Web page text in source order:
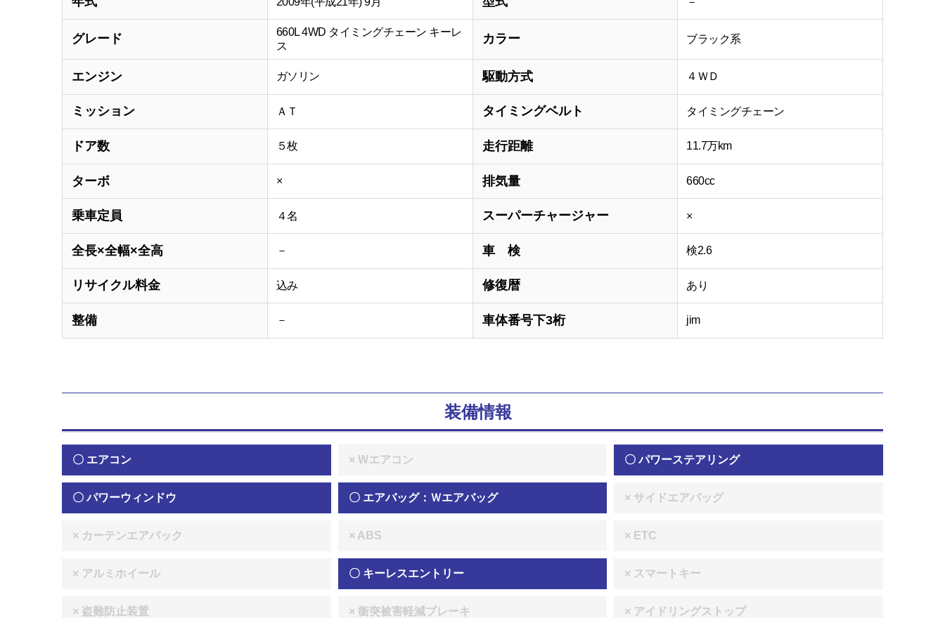
グレード
660L 4WD タイミングチェーン キーレ
ス
カラー ブラック系
エンジン ガソリン 駆動方式 ４ＷＤ
ミッション ＡＴ タイミングベルト タイミングチェーン
ドア数 ５枚 走行距離 11.7万km
ターボ × 排気量 660cc
乗車定員 ４名 スーパーチャージャー ×
全長×全幅×全高 － 車 検 検2.6
リサイクル料金 込み 修復暦 あり
整備 － 車体番号下3桁 jim
装備情報
〇 エアコン × Wエアコン 〇 パワーステアリング
〇 パワーウィンドウ 〇 エアバッグ：Ｗエアバッグ × サイドエアバッグ
× カーテンエアバック × ABS × ETC
× アルミホイール 〇 キーレスエントリー × スマートキー
× 盗難防止装置 × 衝突被害軽減ブレーキ × アイドリングストップ